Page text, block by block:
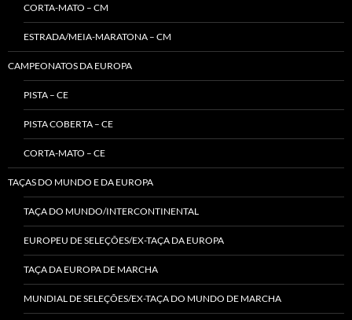
CORTA-MATO – CM
ESTRADA/MEIA-MARATONA – CM
CAMPEONATOS DA EUROPA
PISTA – CE
PISTA COBERTA – CE
CORTA-MATO – CE
TAÇAS DO MUNDO E DA EUROPA
TAÇA DO MUNDO/INTERCONTINENTAL
EUROPEU DE SELEÇÕES/EX-TAÇA DA EUROPA
TAÇA DA EUROPA DE MARCHA
MUNDIAL DE SELEÇÕES/EX-TAÇA DO MUNDO DE MARCHA